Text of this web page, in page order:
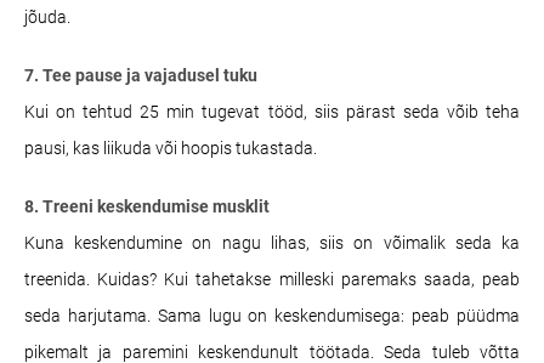
jõuda.
7. Tee pause ja vajadusel tuku
Kui on tehtud 25 min tugevat tööd, siis pärast seda võib teha
pausi, kas liikuda või hoopis tukastada.
8. Treeni keskendumise musklit
Kuna keskendumine on nagu lihas, siis on võimalik seda ka
treenida. Kuidas? Kui tahetakse milleski paremaks saada, peab
seda harjutama. Sama lugu on keskendumisega: peab püüdma
pikemalt ja paremini keskendunult töötada. Seda tuleb võtta